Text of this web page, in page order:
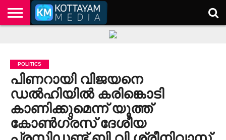
POLITICS
പിണറായി വിജയനെ
ഡൽഹിയിൽ കരിങ്കൊടി
കാണിക്കുമെന്ന് യൂത്ത്
കോൺഗ്രസ് ദേശീയ